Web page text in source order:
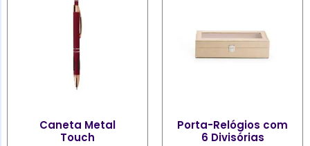
Caneta Metal
Touch
Porta-Relógios com
6 Divisórias